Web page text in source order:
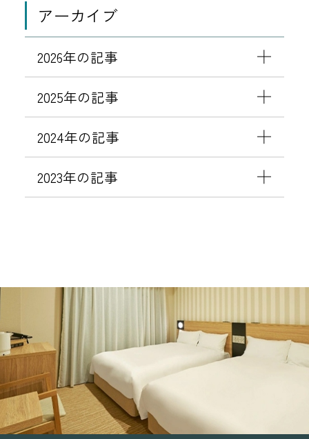
アーカイブ
2026年の記事
2025年の記事
2024年の記事
2023年の記事